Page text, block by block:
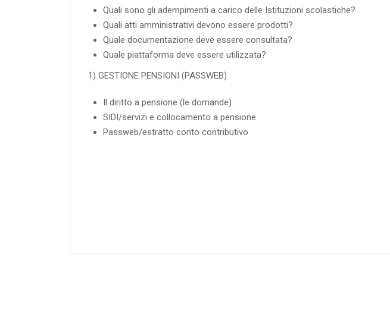
Quali sono gli adempimenti a carico delle Istituzioni scolastiche?
Quali atti amministrativi devono essere prodotti?
Quale documentazione deve essere consultata?
Quale piattaforma deve essere utilizzata?
1) GESTIONE PENSIONI (PASSWEB)
Il diritto a pensione (le domande)
SIDI/servizi e collocamento a pensione
Passweb/estratto conto contributivo